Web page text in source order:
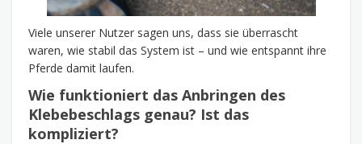
Viele unserer Nutzer sagen uns, dass sie überrascht
waren, wie stabil das System ist – und wie entspannt ihre
Pferde damit laufen.
Wie funktioniert das Anbringen des
Klebebeschlags genau? Ist das
kompliziert?